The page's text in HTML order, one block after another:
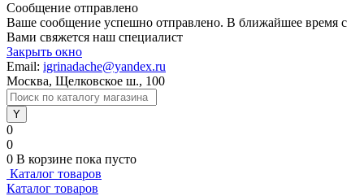
Сообщение отправлено
Ваше сообщение успешно отправлено. В ближайшее время с
Вами свяжется наш специалист
Закрыть окно
Email: igrinadache@yandex.ru
Москва, Щелковское ш., 100
0
0
0 В корзине пока пусто
Каталог товаров
Каталог товаров